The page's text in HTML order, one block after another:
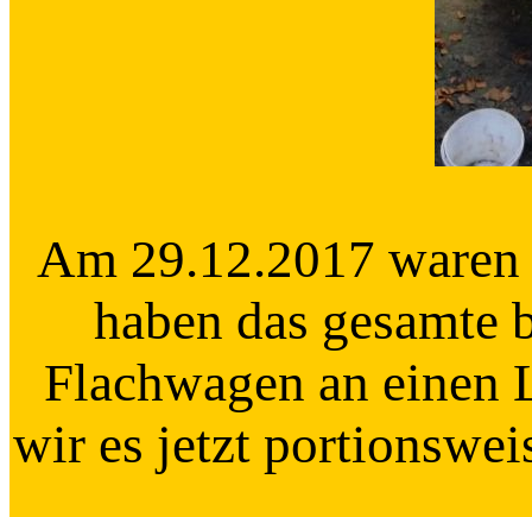
Am 29.12.2017
haben das
Flachwagen an einen
wir es jetzt